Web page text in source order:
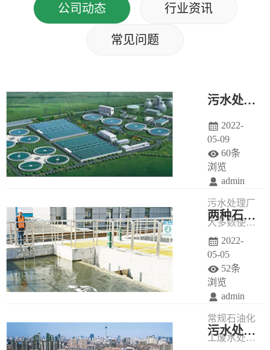
公司动态 行业资讯
常见问题
污水处理厂的护栏材质
2022-
05-09
60条
浏览
admin
污水处理厂
大多数使用
金属制的护
栏，减少废
水的污染成
分，保证污
水处理设备
的运行负
两种石油废水处理工艺
2022-
05-05
52条
浏览
admin
常规石油化
工废水处理
污水处理自动化设备提高打造高效水循环体系